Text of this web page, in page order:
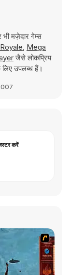
मज़ेदार गेम्स
, Mega
जैसे लोकप्रिय
उपलब्ध हैं।
करें